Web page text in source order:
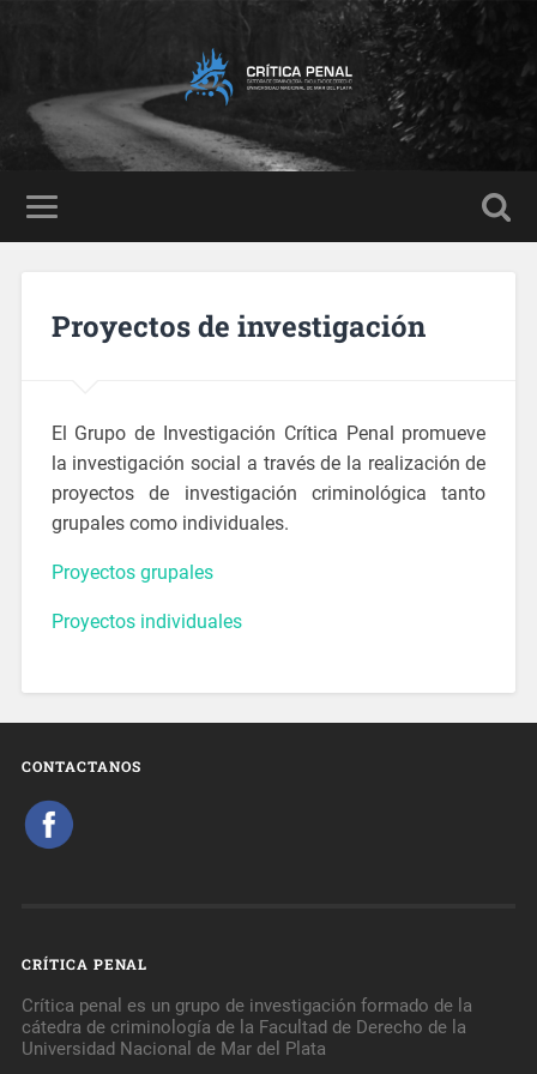
Proyectos de investigación
El Grupo de Investigación Crítica Penal promueve
la investigación social a través de la realización de
proyectos de investigación criminológica tanto
grupales como individuales.
Proyectos grupales
Proyectos individuales
CONTACTANOS
CRÍTICA PENAL
Crítica penal es un grupo de investigación formado de la
cátedra de criminología de la Facultad de Derecho de la
Universidad Nacional de Mar del Plata